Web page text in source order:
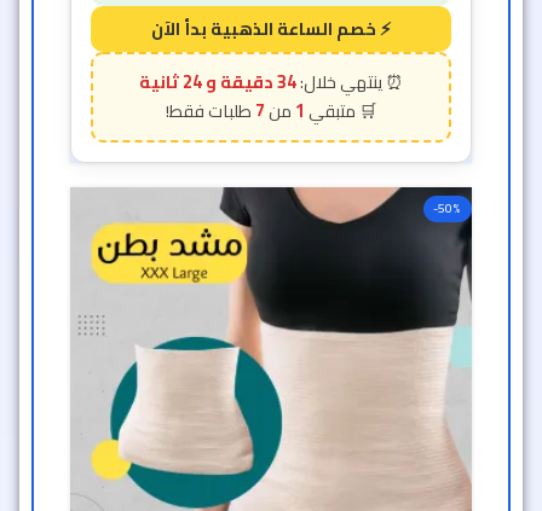
34 دقيقة و 22 ثانية
1
7
-50%